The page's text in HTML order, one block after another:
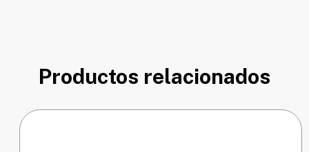
Productos relacionados